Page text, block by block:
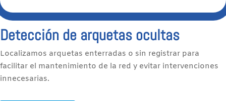
Detección de arquetas ocultas
Localizamos arquetas enterradas o sin registrar para
facilitar el mantenimiento de la red y evitar intervenciones
innecesarias.